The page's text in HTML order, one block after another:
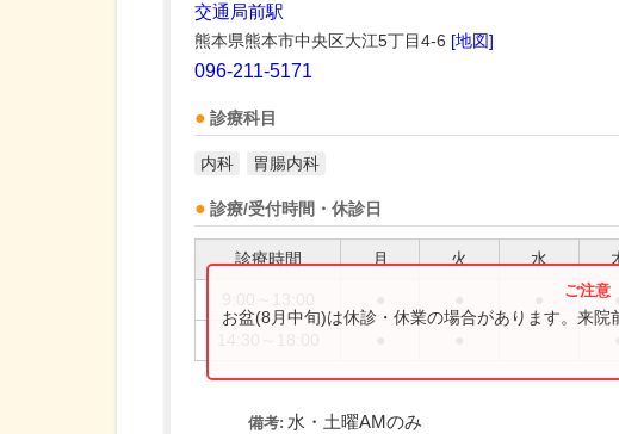
交通局前駅
熊本県熊本市中央区大江5丁目4-6 [地図]
096-211-5171
診療科目
内科 胃腸内科
診療/受付時間・休診日
診療時間 月 火 水
お盆(8月中旬)は休診・休業の場合があります。来院
備考: 水・土曜AMのみ